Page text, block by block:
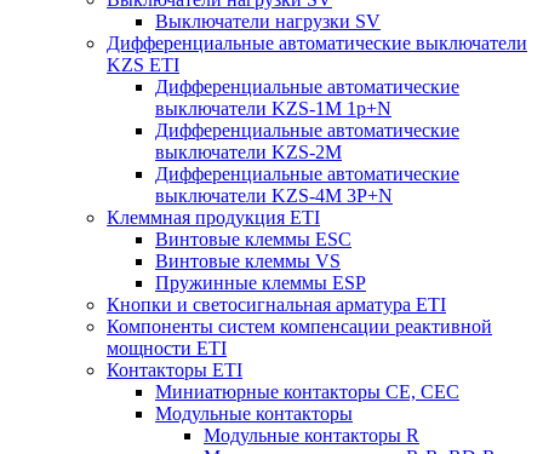
Выключатели нагрузки SV
Дифференциальные автоматические выключатели
KZS ETI
Дифференциальные автоматические
выключатели KZS-1M 1p+N
Дифференциальные автоматические
выключатели KZS-2M
Дифференциальные автоматические
выключатели KZS-4M 3P+N
Клеммная продукция ETI
Винтовые клеммы ESC
Винтовые клеммы VS
Пружинные клеммы ESP
Кнопки и светосигнальная арматура ETI
Компоненты систем компенсации реактивной
мощности ETI
Контакторы ETI
Миниатюрные контакторы CE, CEC
Модульные контакторы
Модульные контакторы R